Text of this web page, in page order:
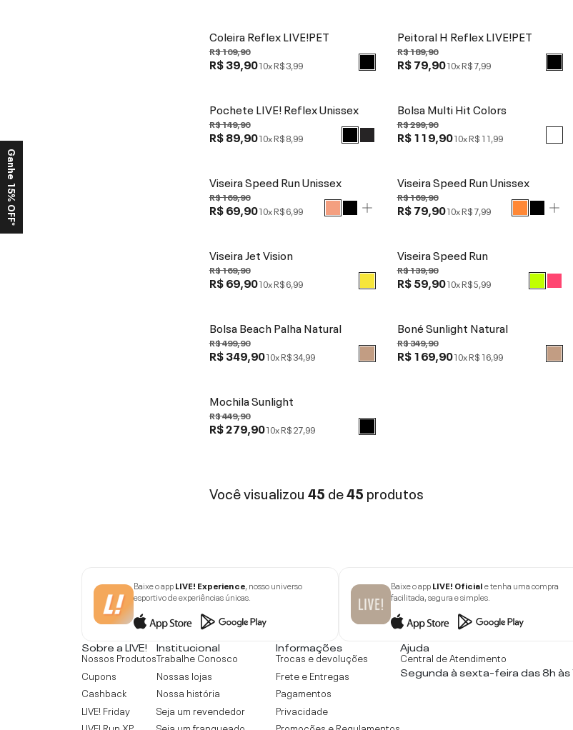
Coleira Reflex LIVE!PET
R$ 109,90
R$ 39,9010xR$ 3,99
Peitoral H Reflex LIVE!PET
R$ 189,90
R$ 79,9010xR$ 7,99
Pochete LIVE! Reflex Unissex
R$ 149,90
R$ 89,9010xR$ 8,99
Bolsa Multi Hit Colors
R$ 299,90
R$ 119,9010xR$ 11,99
Viseira Speed Run Unissex
R$ 169,90
R$ 69,9010xR$ 6,99
Viseira Speed Run Unissex
R$ 169,90
R$ 79,9010xR$ 7,99
Viseira Jet Vision
R$ 169,90
R$ 69,9010xR$ 6,99
Viseira Speed Run
R$ 139,90
R$ 59,9010xR$ 5,99
Bolsa Beach Palha Natural
R$ 499,90
R$ 349,9010xR$ 34,99
Boné Sunlight Natural
R$ 349,90
R$ 169,9010xR$ 16,99
Mochila Sunlight
R$ 449,90
R$ 279,9010xR$ 27,99
Você visualizou 45 de45 produtos
Baixe o appLIVE! Experience, nosso universo
esportivo de experiências únicas.
Baixe o appLIVE! Oficiale tenha uma compra
facilitada, segura e simples.
Sobre a LIVE!
Nossos Produtos
Cupons
Cashback
LIVE! Friday
LIVE! Run XP
Institucional
Trabalhe Conosco
Nossas lojas
Nossa história
Seja um revendedor
Seja um franqueado
Informações
Trocas e devoluções
Frete e Entregas
Pagamentos
Privacidade
Promoções e Regulamentos
Ajuda
Central de Atendimento
Segunda à sexta-feira das 8h às
Ganhe 15% OFF*